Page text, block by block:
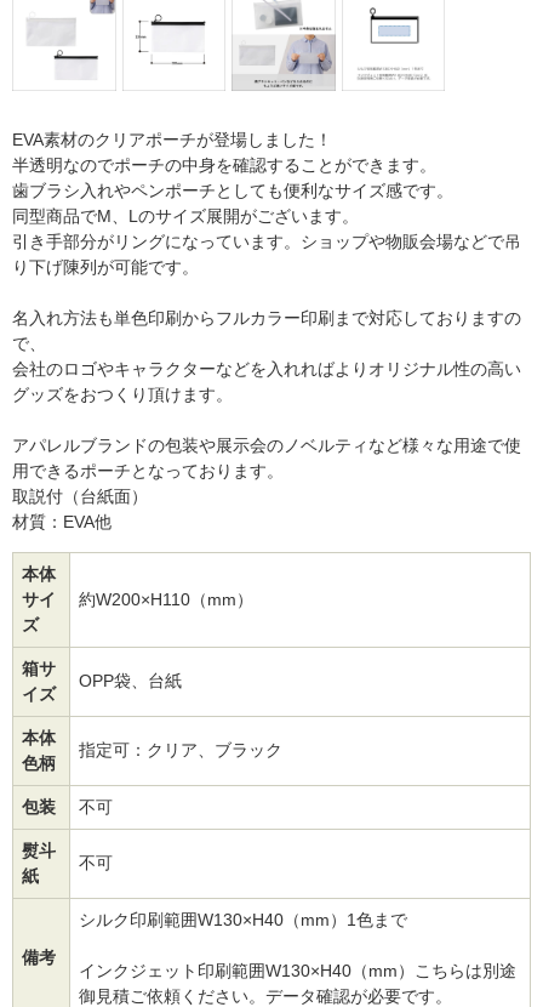
EVA素材のクリアポーチが登場しました！
半透明なのでポーチの中身を確認することができます。
歯ブラシ入れやペンポーチとしても便利なサイズ感です。
同型商品でM、Lのサイズ展開がございます。
引き手部分がリングになっています。ショップや物販会場などで吊
り下げ陳列が可能です。
名入れ方法も単色印刷からフルカラー印刷まで対応しておりますの
で、
会社のロゴやキャラクターなどを入れればよりオリジナル性の高い
グッズをおつくり頂けます。
アパレルブランドの包装や展示会のノベルティなど様々な用途で使
用できるポーチとなっております。
取説付（台紙面）
材質：EVA他
本体
サイ
ズ
約W200×H110（mm）
箱サ
イズ
OPP袋、台紙
本体
色柄
指定可：クリア、ブラック
包装 不可
熨斗
紙
不可
備考
シルク印刷範囲W130×H40（mm）1色まで
インクジェット印刷範囲W130×H40（mm）こちらは別途
御見積ご依頼ください。データ確認が必要です。